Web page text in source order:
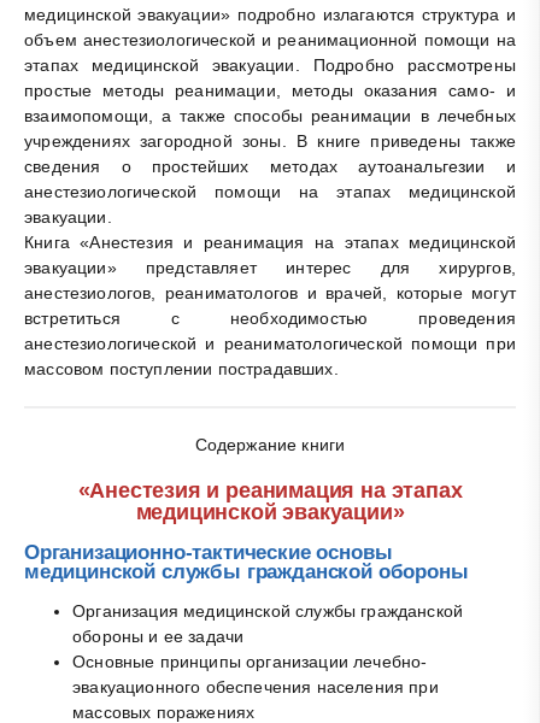
медицинской эвакуации» подробно излагаются структура и
объем анестезиологической и реанимационной помощи на
этапах медицинской эвакуации. Подробно рассмотрены
простые методы реанимации, методы оказания само- и
взаимопомощи, а также способы реанимации в лечебных
учреждениях загородной зоны. В книге приведены также
сведения о простейших методах аутоанальгезии и
анестезиологической помощи на этапах медицинской
эвакуации.
Книга «Анестезия и реанимация на этапах медицинской
эвакуации» представляет интерес для хирургов,
анестезиологов, реаниматологов и врачей, которые могут
встретиться с необходимостью проведения
анестезиологической и реаниматологической помощи при
массовом поступлении пострадавших.
Содержание книги
«Анестезия и реанимация на этапах
медицинской эвакуации»
Организационно-тактические основы
медицинской службы гражданской обороны
Организация медицинской службы гражданской
обороны и ее задачи
Основные принципы организации лечебно-
эвакуационного обеспечения населения при
массовых поражениях